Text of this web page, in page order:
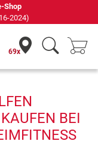
Shop
2024)
69x
BEI